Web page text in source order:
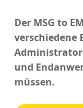
Der MSG to
verschiedene
und
müssen.